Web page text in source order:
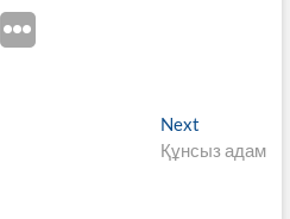
Next
post:
Құнсыз адам